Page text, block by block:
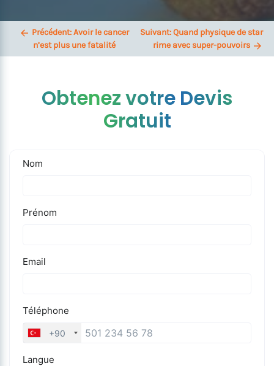
Précédent:Avoir le cancer
n’est plus une fatalité
Suivant:Quand physique de star
rime avec super-pouvoirs
Obtenez votre Devis
Gratuit